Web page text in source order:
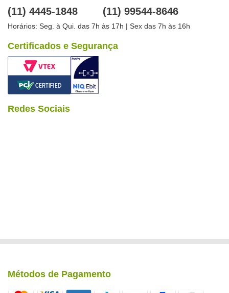
(11) 4445-1848 (11) 99544-8646
Horários: Seg. à Qui. das 7h às 17h | Sex das 7h às 16h
Certificados e Segurança
Redes Sociais
Métodos de Pagamento